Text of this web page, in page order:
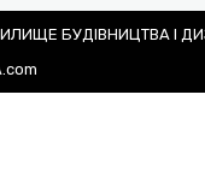
БУДІВНИЦТВА І